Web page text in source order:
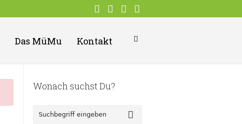
Das MüMu Kontakt
Wonach suchst Du?